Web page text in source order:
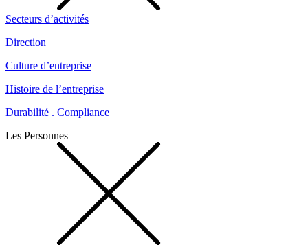
Secteurs d’activités
Direction
Culture d’entreprise
Histoire de l’entreprise
Durabilité . Compliance
Les Personnes